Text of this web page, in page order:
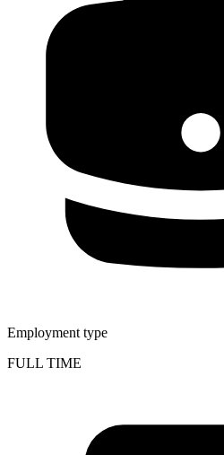
Employment type
FULL TIME